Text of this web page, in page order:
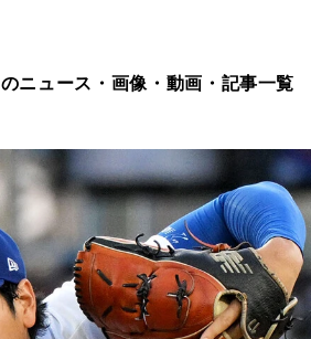
のニュース・画像・動画・記事一覧